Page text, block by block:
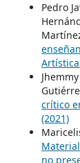
Pedro
Artística
crítico
(2021)
no